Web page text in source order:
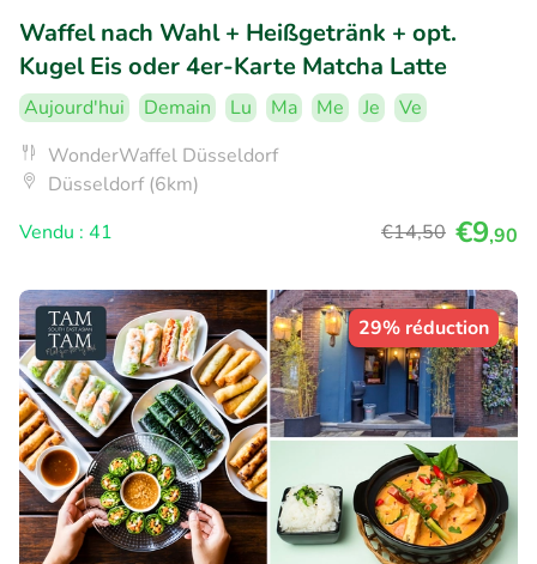
Waffel nach Wahl + Heißgetränk + opt.
Kugel Eis oder 4er-Karte Matcha Latte
Aujourd'hui Demain Lu Ma Me Je
Ve
WonderWaffel Düsseldorf
Düsseldorf (6km)
Vendu : 41
€14,50 €9,90
29% réduction